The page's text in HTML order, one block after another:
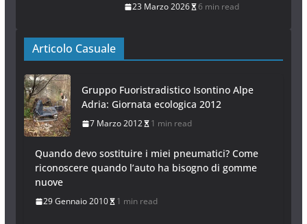
23 Marzo 2026 6 min read
Articolo Casuale
Gruppo Fuoristradistico Isontino Alpe
Adria: Giornata ecologica 2012
7 Marzo 2012 1 min read
Quando devo sostituire i miei pneumatici? Come
riconoscere quando l’auto ha bisogno di gomme
nuove
29 Gennaio 2010 1 min read